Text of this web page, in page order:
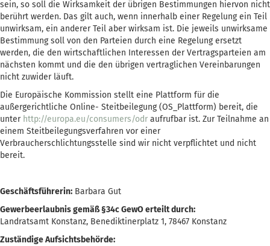
sein, so soll die Wirksamkeit der übrigen Bestimmungen hiervon nicht
berührt werden. Das gilt auch, wenn innerhalb einer Regelung ein Teil
unwirksam, ein anderer Teil aber wirksam ist. Die jeweils unwirksame
Bestimmung soll von den Parteien durch eine Regelung ersetzt
werden, die den wirtschaftlichen Interessen der Vertragsparteien am
nächsten kommt und die den übrigen vertraglichen Vereinbarungen
nicht zuwider läuft.
Die Europäische Kommission stellt eine Plattform für die
außergerichtliche Online- Steitbeilegung (OS_Plattform) bereit, die
unter http://europa.eu/consumers/odr aufrufbar ist. Zur Teilnahme an
einem Steitbeilegungsverfahren vor einer
Verbraucherschlichtungsstelle sind wir nicht verpflichtet und nicht
bereit.
Geschäftsführerin: Barbara Gut
Gewerbeerlaubnis gemäß §34c GewO erteilt durch:
Landratsamt Konstanz, Benediktinerplatz 1, 78467 Konstanz
Zuständige Aufsichtsbehörde: